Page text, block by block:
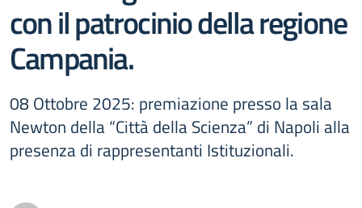
con il patrocinio della regione
Campania.
08 Ottobre 2025: premiazione presso la sala
Newton della “Città della Scienza” di Napoli alla
presenza di rappresentanti Istituzionali.